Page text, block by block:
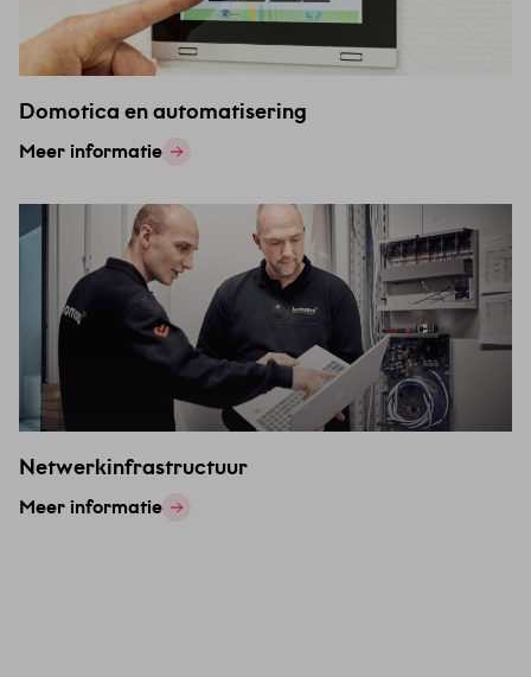
Domotica en automatisering
Meer informatie
Netwerkinfrastructuur
Meer informatie